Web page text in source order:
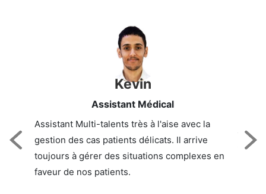
Kevin
Assistant Médical
Assistant Multi-talents très à l'aise avec la
gestion des cas patients délicats. Il arrive
toujours à gérer des situations complexes en
faveur de nos patients.
Previous